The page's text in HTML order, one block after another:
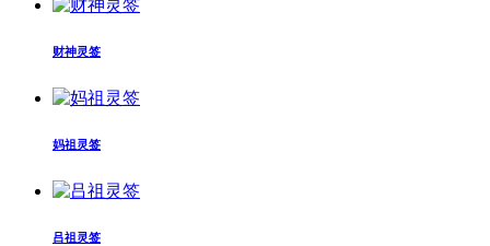
财神灵签
妈祖灵签
吕祖灵签